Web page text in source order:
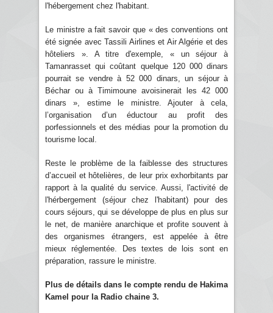
l'hébergement chez l'habitant.
Le ministre a fait savoir que « des conventions ont
été signée avec Tassili Airlines et Air Algérie et des
hôteliers ». A titre d'exemple, « un séjour à
Tamanrasset qui coûtant quelque 120 000 dinars
pourrait se vendre à 52 000 dinars, un séjour à
Béchar ou à Timimoune avoisinerait les 42 000
dinars », estime le ministre. Ajouter à cela,
l’organisation d’un éductour au profit des
porfessionnels et des médias pour la promotion du
tourisme local.
Reste le problème de la faiblesse des structures
d’accueil et hôtelières, de leur prix exhorbitants par
rapport à la qualité du service. Aussi, l'activité de
l'hérbergement (séjour chez l'habitant) pour des
cours séjours, qui se développe de plus en plus sur
le net, de manière anarchique et profite souvent à
des organismes étrangers, est appelée à être
mieux réglementée. Des textes de lois sont en
préparation, rassure le ministre.
Plus de détails dans le compte rendu de Hakima
Kamel pour la Radio chaine 3.